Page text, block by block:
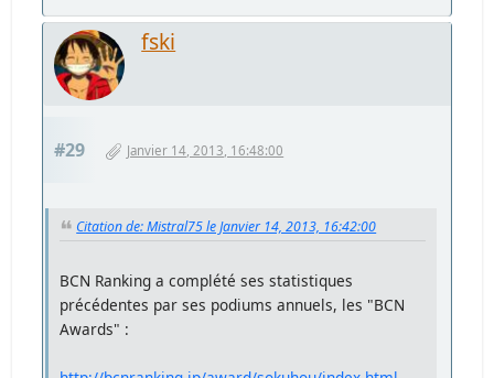
fski
#29 Janvier 14, 2013, 16:48:00
Citation de: Mistral75 le Janvier 14, 2013, 16:42:00
BCN Ranking a complété ses statistiques
précédentes par ses podiums annuels, les "BCN
Awards" :